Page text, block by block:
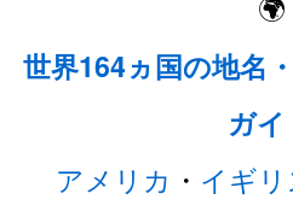
世界164ヵ国の地名
ガイ
アメリカ ・ イギリ